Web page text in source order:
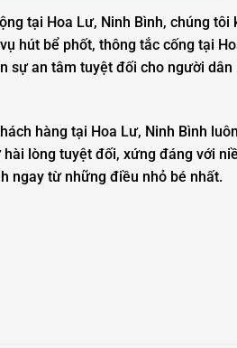
tại Hoa Lư, Ninh Bình, chúng tôi
hút bể phốt, thông tắc cống tại
sự an tâm tuyệt đối cho người dân
hàng tại Hoa Lư, Ninh Bình
lòng tuyệt đối, xứng đáng với
ngay từ những điều nhỏ bé nhất.